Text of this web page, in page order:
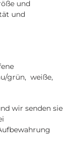
und
und
grün, weiße,
wir senden sie